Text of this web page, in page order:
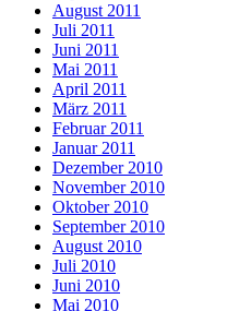
August 2011
Juli 2011
Juni 2011
Mai 2011
April 2011
März 2011
Februar 2011
Januar 2011
Dezember 2010
November 2010
Oktober 2010
September 2010
August 2010
Juli 2010
Juni 2010
Mai 2010